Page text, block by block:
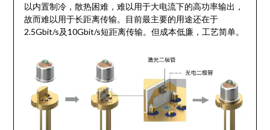
以内置制冷，散热困难，难以用于大电流下的高功率输出，
故而难以用于长距离传输。目前最主要的用途还在于
2.5Gbit/s及10Gbit/s短距离传输。但成本低廉，工艺简单。